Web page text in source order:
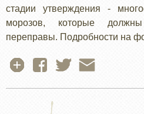
стадии утверждения -
морозов, которые
переправы. Подробности на